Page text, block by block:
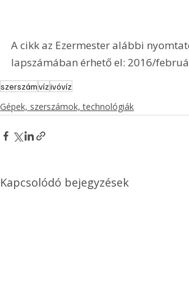
A cikk az Ezermester alábbi
lapszámában érhető el: 2016/
szerszámvízivóvíz
Gépek, szerszámok, technológiák
Kapcsolódó bejegyzések